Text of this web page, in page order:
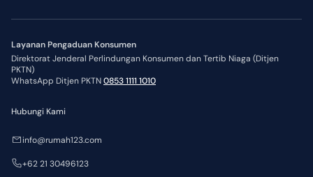
Layanan Pengaduan Konsumen
Direktorat Jenderal Perlindungan Konsumen dan Tertib Niaga (Ditjen
PKTN)
WhatsApp Ditjen PKTN0853 1111 1010
Hubungi Kami
info@rumah123.com
+62 21 30496123